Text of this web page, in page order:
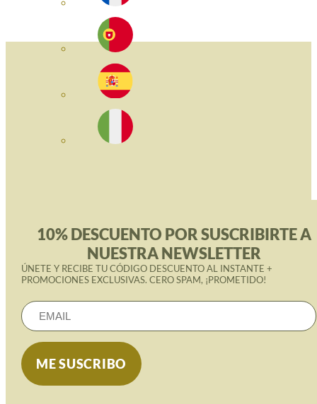
10% DESCUENTO POR SUSCRIBIRTE A
NUESTRA NEWSLETTER
ÚNETE Y RECIBE TU CÓDIGO DESCUENTO AL INSTANTE +
PROMOCIONES EXCLUSIVAS. CERO SPAM, ¡PROMETIDO!